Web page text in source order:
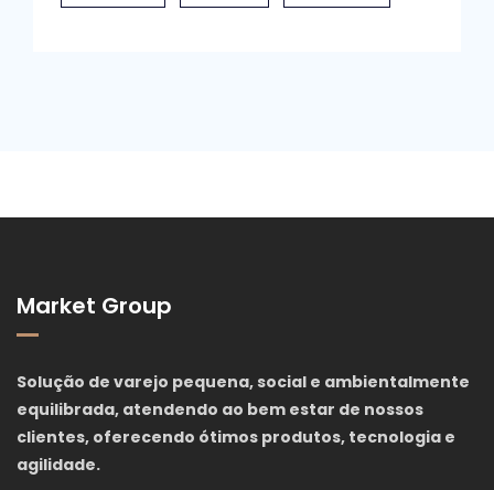
Market Group
Solução de varejo pequena, social e ambientalmente
equilibrada, atendendo ao bem estar de nossos
clientes, oferecendo ótimos produtos, tecnologia e
agilidade.